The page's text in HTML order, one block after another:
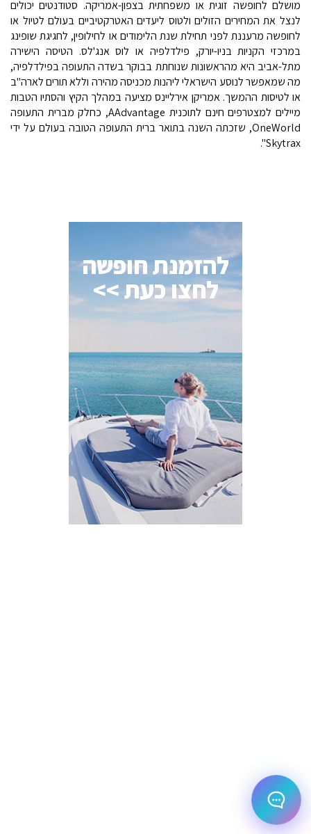
מושלם לחופשה זוגית או משפחתית בצפון-אמריקה. סטודנטים יכולים
לנצל את המחירים הזולים ולטוס ליעדים האטרקטיביים בעולם לטיול או
לחופשה מרעננת לפני תחילת שנת הלימודים או לחילופין, לחגיגת שופינג
במרכזי הקניות בניו-יורק, פילדלפיה או לוס אנג'לס. הטיסה הישירה
מתל-אביב היא מהראשונות שנוחתת בבוקר בשדה התעופה בפילדלפיה,
מה שמאפשר לנוסע הישראלי ליהנות מכניסה מהירה וללא תורים לארה"ב
או לטיסות ההמשך. אמריקן אירליינס מציעה במהלך הקיץ והסתיו הטבות
מיילים למצטרפים חינם לתוכנית AAdvantage, כחלק מברית התעופה
OneWorld, שזכתה השנה בתואר ברית התעופה הטובה בעולם על ידי
Skytrax".
להזמנת חופשה
לחצו כעת >>
AI Assistant
איך אפשר לעזור?
בחר אחת מהאפשרויות.